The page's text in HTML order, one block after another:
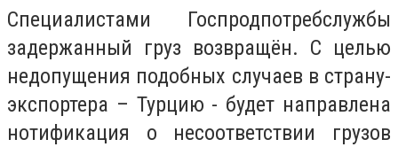
Специалистами Госпродпотребслужбы
задержанный груз возвращён. С целью
недопущения подобных случаев в страну-
экспортера – Турцию - будет направлена
нотификация о несоответствии грузов